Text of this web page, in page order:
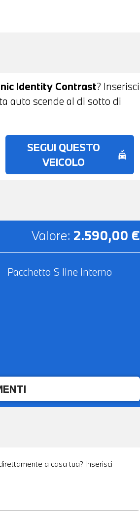
- FRENATA DI
- CLIMATIZZATORE
POSSIBILITA' DI PROVA -
ANCHE PER L'INTERO
Identity Contrast? Inserisci
auto scende al di sotto di
SEGUI QUESTO
VEICOLO
no_crash
Valore: 2.590,00 €
Pacchetto S line interno
a casa tua? Inserisci